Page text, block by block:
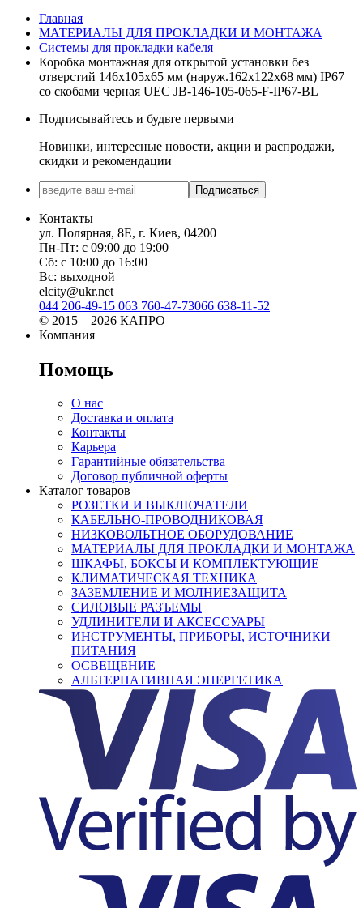
Главная
МАТЕРИАЛЫ ДЛЯ ПРОКЛАДКИ И МОНТАЖА
Системы для прокладки кабеля
Коробка монтажная для открытой установки без
отверстий 146х105х65 мм (наруж.162х122х68 мм) IP67
со скобами черная UEC JB-146-105-065-F-IP67-BL
Подписывайтесь и будьте первыми
Новинки, интересные новости, акции и распродажи,
скидки и рекомендации
Подписаться
Контакты
ул. Полярная, 8Е, г. Киев, 04200
Пн-Пт: с 09:00 до 19:00
Сб: с 10:00 до 16:00
Вс: выходной
elcity@ukr.net
044 206-49-15 063 760-47-73066 638-11-52
© 2015—2026 КАПРО
Компания
Помощь
О нас
Доставка и оплата
Контакты
Карьера
Гарантийные обязательства
Договор публичной оферты
Каталог товаров
РОЗЕТКИ И ВЫКЛЮЧАТЕЛИ
КАБЕЛЬНО-ПРОВОДНИКОВАЯ
НИЗКОВОЛЬТНОЕ ОБОРУДОВАНИЕ
МАТЕРИАЛЫ ДЛЯ ПРОКЛАДКИ И МОНТАЖА
ШКАФЫ, БОКСЫ И КОМПЛЕКТУЮЩИЕ
КЛИМАТИЧЕСКАЯ ТЕХНИКА
ЗАЗЕМЛЕНИЕ И МОЛНИЕЗАЩИТА
СИЛОВЫЕ РАЗЪЕМЫ
УДЛИНИТЕЛИ И АКСЕССУАРЫ
ИНСТРУМЕНТЫ, ПРИБОРЫ, ИСТОЧНИКИ
ПИТАНИЯ
ОСВЕЩЕНИЕ
АЛЬТЕРНАТИВНАЯ ЭНЕРГЕТИКА